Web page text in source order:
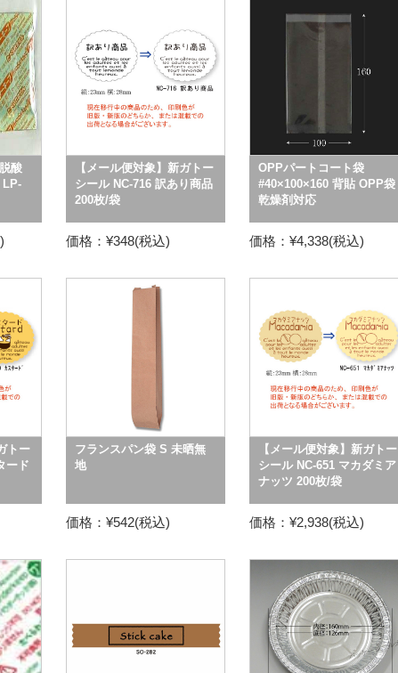
酸
LP-
【メール便対象】新ガトー
シール NC-716 訳あり商品
200枚/袋
価格：¥348(税込)
OPPパートコート袋
#40×100×160 背貼 OPP袋
乾燥剤対応
価格：¥4,338(税込)
トー
ード
フランスパン袋 S 未晒無
地
価格：¥542(税込)
【メール便対象】新ガトー
シール NC-651 マカダミア
ナッツ 200枚/袋
価格：¥2,938(税込)